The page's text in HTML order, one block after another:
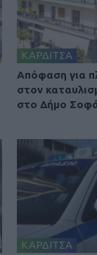
ΚΑΡΔΙΤΣΑ
Απόφαση για
στον
στο Δήμο
ΚΑΡΔΙΤΣΑ